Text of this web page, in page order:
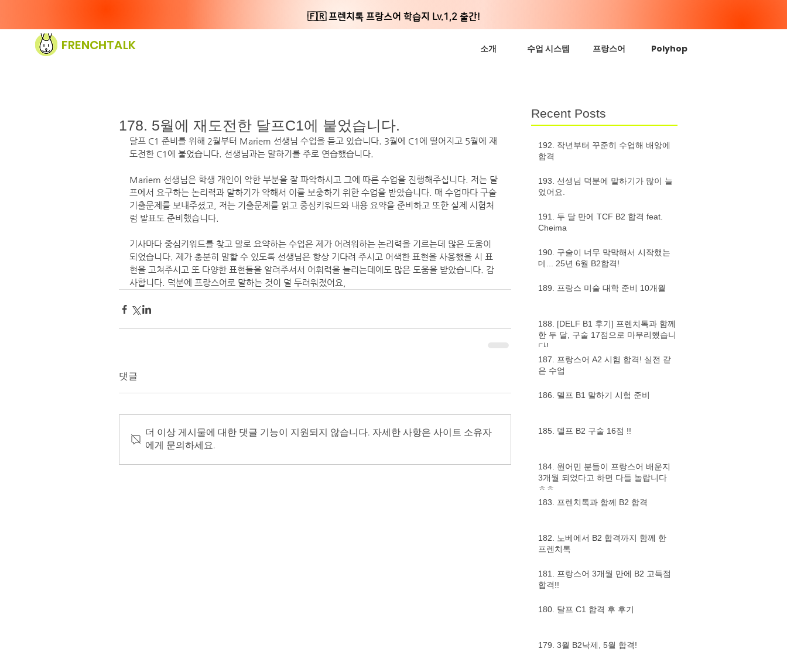
FRENCHTALK 소개 수업 시스템 프랑스어 Polyhop
🇫🇷 프렌치톡 프랑스어 학습지 Lv.1,2 출간!
178. 5월에 재도전한 달프C1에 붙었습니다.
달프 C1 준비를 위해 2월부터 Mariem 선생님 수업을 듣고 있습니다. 3월에 C1에 떨어지고 5월에 재
도전한 C1에 붙었습니다. 선생님과는 말하기를 주로 연습했습니다.
Mariem 선생님은 학생 개인이 약한 부분을 잘 파악하시고 그에 따른 수업을 진행해주십니다. 저는 달
프에서 요구하는 논리력과 말하기가 약해서 이를 보충하기 위한 수업을 받았습니다. 매 수업마다 구술
기출문제를 보내주셨고, 저는 기출문제를 읽고 중심키워드와 내용 요약을 준비하고 또한 실제 시험처
럼 발표도 준비했습니다.
기사마다 중심키워드를 찾고 말로 요약하는 수업은 제가 어려워하는 논리력을 기르는데 많은 도움이
되었습니다. 제가 충분히 말할 수 있도록 선생님은 항상 기다려 주시고 어색한 표현을 사용했을 시 표
현을 고쳐주시고 또 다양한 표현들을 알려주셔서 어휘력을 늘리는데에도 많은 도움을 받았습니다. 감
사합니다. 덕분에 프랑스어로 말하는 것이 덜 두려워졌어요,
댓글
더 이상 게시물에 대한 댓글 기능이 지원되지 않습니다. 자세한 사항은 사이트 소유자
에게 문의하세요.
Recent Posts
192. 작년부터 꾸준히 수업해 배앙에
합격
193. 선생님 덕분에 말하기가 많이 늘
었어요.
191. 두 달 만에 TCF B2 합격 feat.
Cheima
190. 구술이 너무 막막해서 시작했는
데... 25년 6월 B2합격!
189. 프랑스 미술 대학 준비 10개월
188. [DELF B1 후기] 프렌치톡과 함께
한 두 달, 구술 17점으로 마무리했습니
다!
187. 프랑스어 A2 시험 합격! 실전 같
은 수업
186. 델프 B1 말하기 시험 준비
185. 델프 B2 구술 16점 !!
184. 원어민 분들이 프랑스어 배운지
3개월 되었다고 하면 다들 놀랍니다
ㅎㅎ
183. 프렌치톡과 함께 B2 합격
182. 노베에서 B2 합격까지 함께 한
프렌치톡
181. 프랑스어 3개월 만에 B2 고득점
합격!!
180. 달프 C1 합격 후 후기
179. 3월 B2낙제, 5월 합격!